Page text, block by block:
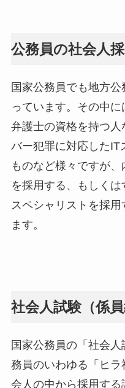
公務員の社会人
国家公務員でも地方
っています。その中
弁護士の資格を持つ
バー犯罪に対応したIT
ものなど様々ですが
を採用する、もしく
スペシャリストを採
ます。
社会人試験（係
国家公務員の「社会
務員のいわゆる「ヒ
会人の中から採用す